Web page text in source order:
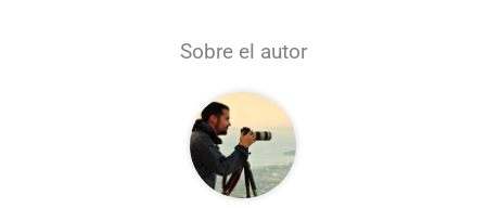
Sobre el autor